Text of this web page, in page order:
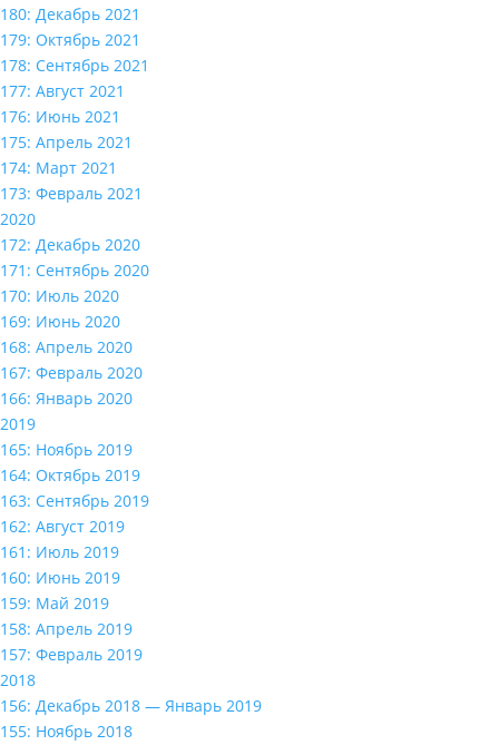
180: Декабрь 2021
179: Октябрь 2021
178: Сентябрь 2021
177: Август 2021
176: Июнь 2021
175: Апрель 2021
174: Март 2021
173: Февраль 2021
2020
172: Декабрь 2020
171: Сентябрь 2020
170: Июль 2020
169: Июнь 2020
168: Апрель 2020
167: Февраль 2020
166: Январь 2020
2019
165: Ноябрь 2019
164: Октябрь 2019
163: Сентябрь 2019
162: Август 2019
161: Июль 2019
160: Июнь 2019
159: Май 2019
158: Апрель 2019
157: Февраль 2019
2018
156: Декабрь 2018 — Январь 2019
155: Ноябрь 2018